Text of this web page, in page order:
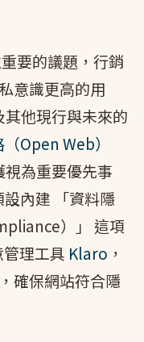
要的議題，行銷
意識更高的用
其他現行與未來的
Open Web）
為重要優先事
內建 「資料隱
）」 這項
理工具 Klaro ，
確保網站符合隱